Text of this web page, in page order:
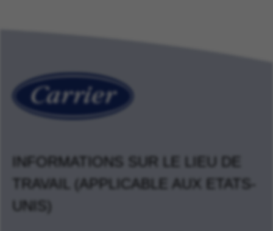
INFORMATIONS SUR LE LIEU DE
TRAVAIL (APPLICABLE AUX ETATS-
UNIS)